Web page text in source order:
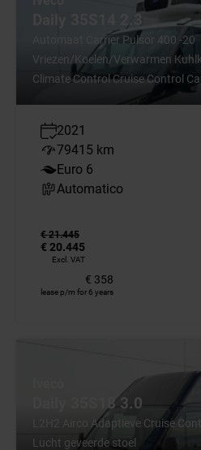
Daily 35S14 2.3
Automaat Carrier Pulsor 400 -20
Vriezen/Koelen/Verwarmen
Climate Control Cruise Control
2021
79415 km
Euro 6
Automatico
€ 21.445
€ 20.445
Excl. VAT
€ 358
lease p/m for 6 years
Daily 35S18 3.0
L2H2 Airco Adaptieve Cruise
Lucht geveerde stoel